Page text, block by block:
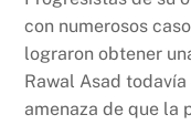
k
con numerosos
lograron obtener
Rawal Asad
amenaza de que la